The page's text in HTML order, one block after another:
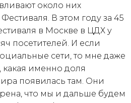
около них
В этом году за 45
в Москве в ЦДХ у
посетителей. И если
сети, то мне даже
какая именно доля
появилась там. Они
что мы и дальше будем